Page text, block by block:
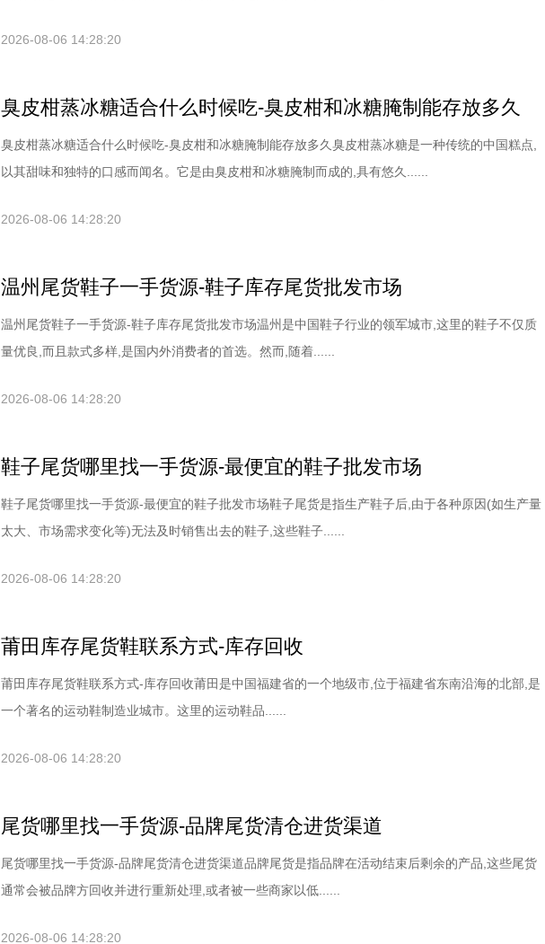
2026-08-06 14:28:20
臭皮柑蒸冰糖适合什么时候吃-臭皮柑和冰糖腌制能存放多久
臭皮柑蒸冰糖适合什么时候吃-臭皮柑和冰糖腌制能存放多久臭皮柑蒸冰糖是一种传统的中国糕点,
以其甜味和独特的口感而闻名。它是由臭皮柑和冰糖腌制而成的,具有悠久......
2026-08-06 14:28:20
温州尾货鞋子一手货源-鞋子库存尾货批发市场
温州尾货鞋子一手货源-鞋子库存尾货批发市场温州是中国鞋子行业的领军城市,这里的鞋子不仅质
量优良,而且款式多样,是国内外消费者的首选。然而,随着......
2026-08-06 14:28:20
鞋子尾货哪里找一手货源-最便宜的鞋子批发市场
鞋子尾货哪里找一手货源-最便宜的鞋子批发市场鞋子尾货是指生产鞋子后,由于各种原因(如生产量
太大、市场需求变化等)无法及时销售出去的鞋子,这些鞋子......
2026-08-06 14:28:20
莆田库存尾货鞋联系方式-库存回收
莆田库存尾货鞋联系方式-库存回收莆田是中国福建省的一个地级市,位于福建省东南沿海的北部,是
一个著名的运动鞋制造业城市。这里的运动鞋品......
2026-08-06 14:28:20
尾货哪里找一手货源-品牌尾货清仓进货渠道
尾货哪里找一手货源-品牌尾货清仓进货渠道品牌尾货是指品牌在活动结束后剩余的产品,这些尾货
通常会被品牌方回收并进行重新处理,或者被一些商家以低......
2026-08-06 14:28:20